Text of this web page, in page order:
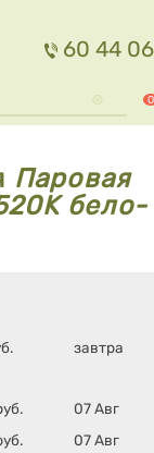
60 44 06
0
Паровая
бело-
завтра
07 Авг
07 Авг